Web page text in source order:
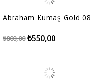
Abraham Kumaş Gold 08
₺550,00
₺800,00